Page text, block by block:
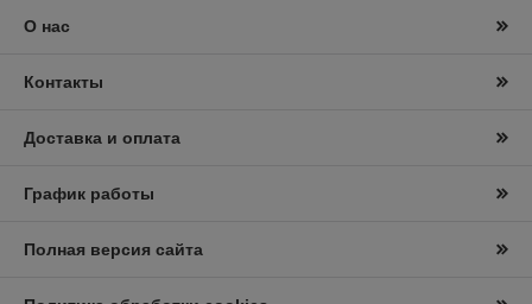
О нас
Контакты
Доставка и оплата
График работы
Полная версия сайта